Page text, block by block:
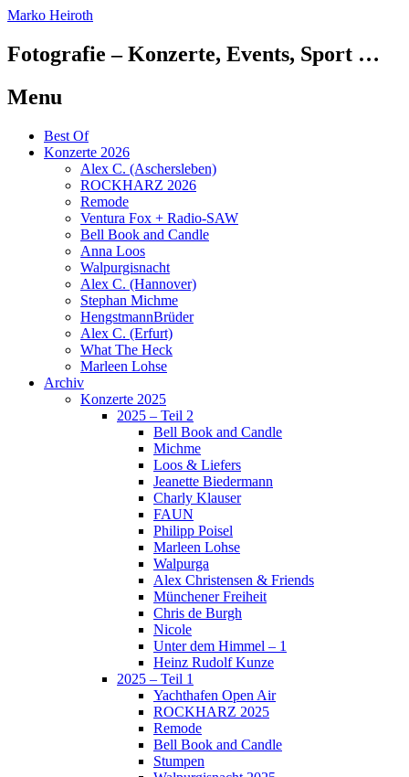
Marko Heiroth
Fotografie – Konzerte, Events, Sport …
Menu
Skip
Best Of
Konzerte 2026
Alex C. (Aschersleben)
ROCKHARZ 2026
Remode
Ventura Fox + Radio-SAW
Bell Book and Candle
Anna Loos
Walpurgisnacht
Alex C. (Hannover)
Stephan Michme
HengstmannBrüder
Alex C. (Erfurt)
What The Heck
Marleen Lohse
Archiv
Konzerte 2025
2025 – Teil 2
Bell Book and Candle
Michme
Loos & Liefers
Jeanette Biedermann
Charly Klauser
FAUN
Philipp Poisel
Marleen Lohse
Walpurga
Alex Christensen & Friends
Münchener Freiheit
Chris de Burgh
Nicole
Unter dem Himmel – 1
Heinz Rudolf Kunze
2025 – Teil 1
Yachthafen Open Air
ROCKHARZ 2025
Remode
Bell Book and Candle
Stumpen